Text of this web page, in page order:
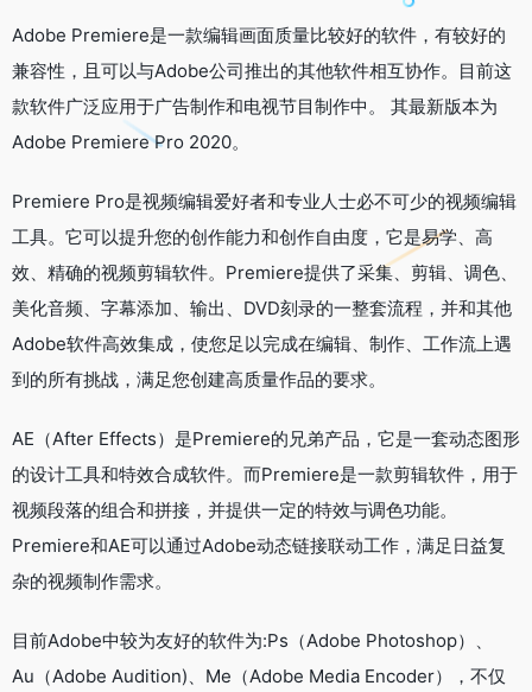
Adobe Premiere是一款编辑画面质量比较好的软件，有较好的
兼容性，且可以与Adobe公司推出的其他软件相互协作。目前这
款软件广泛应用于广告制作和电视节目制作中。 其最新版本为
Adobe Premiere Pro 2020。
Premiere Pro是视频编辑爱好者和专业人士必不可少的视频编辑
工具。它可以提升您的创作能力和创作自由度，它是易学、高
效、精确的视频剪辑软件。Premiere提供了采集、剪辑、调色、
美化音频、字幕添加、输出、DVD刻录的一整套流程，并和其他
Adobe软件高效集成，使您足以完成在编辑、制作、工作流上遇
到的所有挑战，满足您创建高质量作品的要求。
AE（After Effects）是Premiere的兄弟产品，它是一套动态图形
的设计工具和特效合成软件。而Premiere是一款剪辑软件，用于
视频段落的组合和拼接，并提供一定的特效与调色功能。
Premiere和AE可以通过Adobe动态链接联动工作，满足日益复
杂的视频制作需求。
目前Adobe中较为友好的软件为:Ps（Adobe Photoshop）、
Au（Adobe Audition)、Me（Adobe Media Encoder），不仅